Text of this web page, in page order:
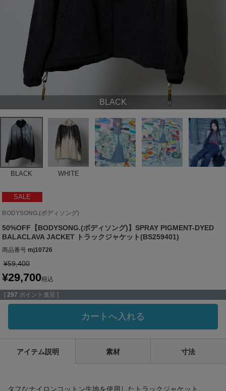
BLACK
BLACK WHITE
SALE
BODYSONG.(ボディソング)
50%OFF【BODYSONG.(ボディソング)】SPRAY PIGMENT-DYED
BALACLAVA JACKET トラックジャケット(BS259401)
商品番号 mj10726
¥59,400
¥29,700税込
[ 297 ポイント進呈 ]
カートへ入れる
アイテム説明 素材 寸法
タフなナイロンコットン生地を使用したトラックジャケット。